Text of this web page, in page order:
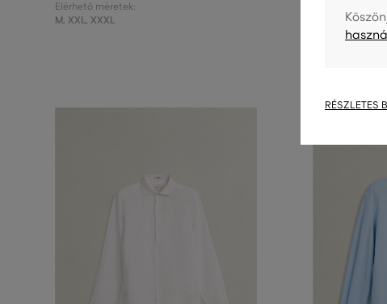
Elérhető méretek:
M, XXL, XXXL
RÉSZLETES